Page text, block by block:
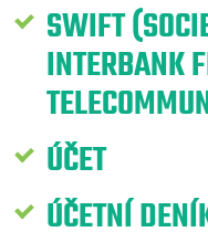
SWIFT
INTERBANK
ÚČET
ÚČETNÍ